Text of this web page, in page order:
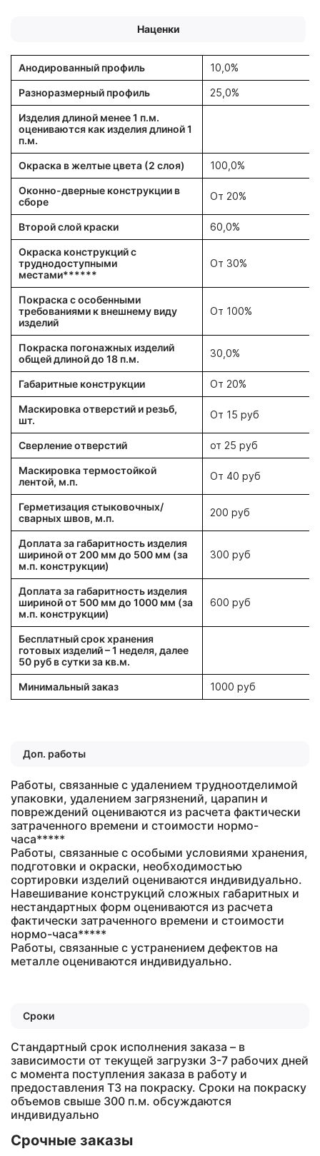
Наценки
Анодированный профиль 10,0%
Разноразмерный профиль 25,0%
Изделия длиной менее 1 п.м.
оцениваются как изделия длиной 1
п.м.
Окраска в желтые цвета (2 слоя) 100,0%
Оконно-дверные конструкции в
сборе
От 20%
Второй слой краски 60,0%
Окраска конструкций с
труднодоступными
местами******
От 30%
Покраска с особенными
требованиями к внешнему виду
изделий
От 100%
Покраска погонажных изделий
общей длиной до 18 п.м.
30,0%
Габаритные конструкции От 20%
Маскировка отверстий и резьб,
шт.
От 15 руб
Сверление отверстий от 25 руб
Маскировка термостойкой
лентой, м.п.
От 40 руб
Герметизация стыковочных/
сварных швов, м.п.
200 руб
Доплата за габаритность изделия
шириной от 200 мм до 500 мм (за
м.п. конструкции)
300 руб
Доплата за габаритность изделия
шириной от 500 мм до 1000 мм (за
м.п. конструкции)
600 руб
Бесплатный срок хранения
готовых изделий – 1 неделя, далее
50 руб в сутки за кв.м.
Минимальный заказ 1000 руб
Доп. работы
Работы, связанные с удалением трудноотделимой
упаковки, удалением загрязнений, царапин и
повреждений оцениваются из расчета фактически
затраченного времени и стоимости нормо-
часа*****
Работы, связанные с особыми условиями хранения,
подготовки и окраски, необходимостью
сортировки изделий оцениваются индивидуально.
Навешивание конструкций сложных габаритных и
нестандартных форм оцениваются из расчета
фактически затраченного времени и стоимости
нормо-часа*****
Работы, связанные с устранением дефектов на
металле оцениваются индивидуально.
Сроки
Стандартный срок исполнения заказа – в
зависимости от текущей загрузки 3-7 рабочих дней
с момента поступления заказа в работу и
предоставления ТЗ на покраску. Сроки на покраску
объемов свыше 300 п.м. обсуждаются
индивидуально
Срочные заказы